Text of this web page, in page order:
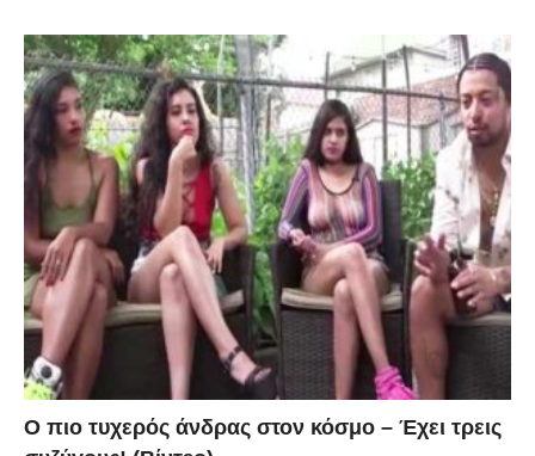
Ο πιο τυχερός άνδρας στον κόσμο – Έχει τρεις